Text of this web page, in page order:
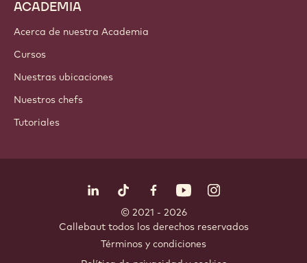
ACADEMIA
Acerca de nuestra Academia
Cursos
Nuestras ubicaciones
Nuestros chefs
Tutoriales
LinkedIn Opens in a new window.
TikTok Opens in a new window.
Facebook Opens in a new
YouTubeInstagram
© 2021 - 2026
Callebaut. todos los derechos reservados
Términos y condiciones